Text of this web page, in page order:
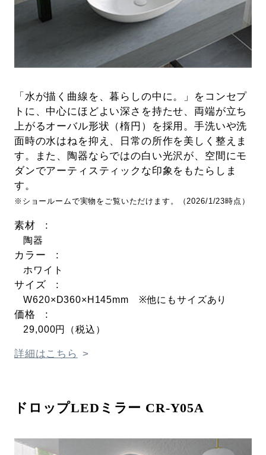
「水が描く曲線を、暮らしの中に。」をコンセプ
トに、中心にほどよい深さを持たせ、両端が立ち
上がるオーバル形状（楕円）を採用。手洗いや洗
面時の水はねを抑え、日常の所作を美しく整えま
す。また、陶器ならではの白い光沢が、空間にモ
ダンでアーティスティックな印象をもたらしま
す。
※ショールームで実物をご覧いただけます。（2026/1/23時点）
素材
陶器
カラー
ホワイト
サイズ
W620×D360×H145mm ※他にもサイズあり
価格
29,000円（税込）
詳細はこちら
ドロップLEDミラー CR-Y05A